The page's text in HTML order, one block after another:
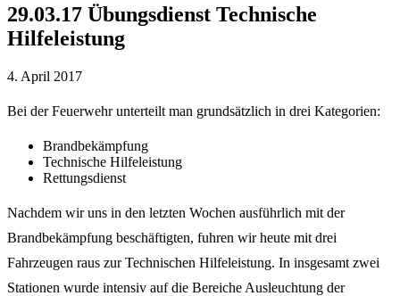
29.03.17 Übungsdienst Technische
Hilfeleistung
4. April 2017
Bei der Feuerwehr unterteilt man grundsätzlich in drei Kategorien:
Brandbekämpfung
Technische Hilfeleistung
Rettungsdienst
Nachdem wir uns in den letzten Wochen ausführlich mit der
Brandbekämpfung beschäftigten, fuhren wir heute mit drei
Fahrzeugen raus zur Technischen Hilfeleistung. In insgesamt zwei
Stationen wurde intensiv auf die Bereiche Ausleuchtung der